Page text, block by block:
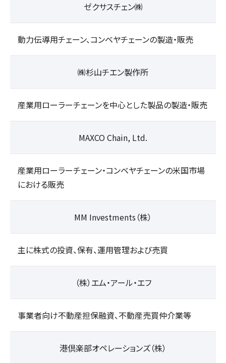
ゼクサスチェン㈱
動力伝導用チェーン、コンベヤチェーンの製造・販売
㈱杉山チエン製作所
産業用ローラーチェーンを中心とした製品の製造・販売
MAXCO Chain, Ltd.
産業用ローラーチェーン・コンベヤチェーンの米国市場
における販売
MM Investments（株）
主に株式の投資、保有、運用管理および売買
（株）エム・アール・エフ
事業者向け不動産担保融資、不動産売買仲介業等
港倶楽部オペレーションズ（株）